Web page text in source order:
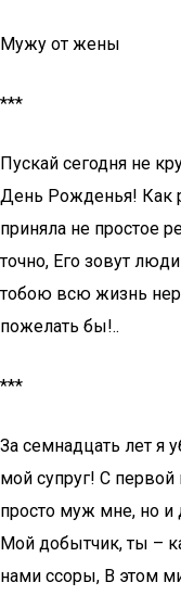
Мужу от жены
***
Пускай сегодня не
День Рожденья! Как
приняла не простое
точно, Его зовут
тобою всю жизнь
пожелать бы!..
***
За семнадцать лет я
мой супруг! С
просто муж мне, но и
Мой добытчик, ты –
нами ссоры, В этом